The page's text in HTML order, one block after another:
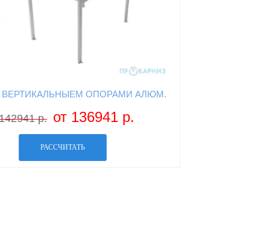
ВЕРТИКАЛЬНЫЕМ ОПОРАМИ АЛЮМ.
р. от 136941 р.
РАССЧИТАТЬ